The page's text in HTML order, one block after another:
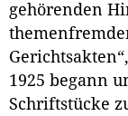
gehörenden
1925 begann
Schriftstücke